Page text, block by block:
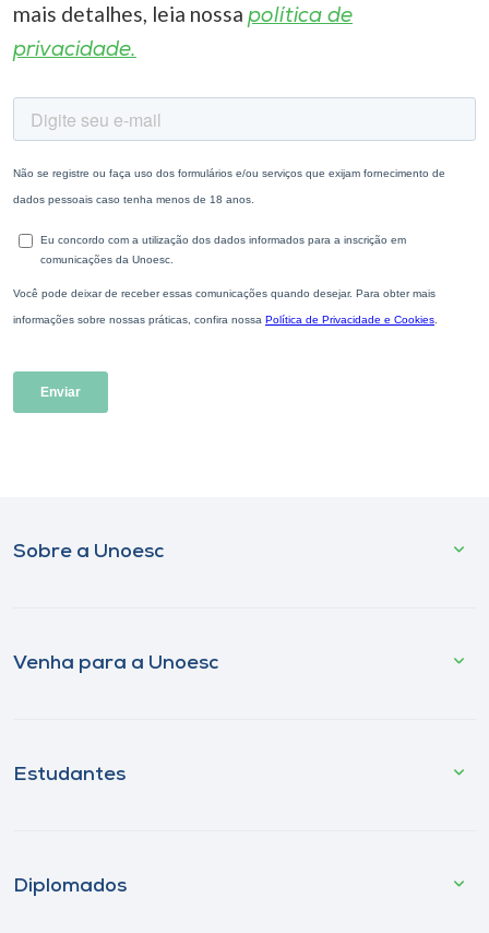
mais detalhes, leia nossa política de
privacidade.
Sobre a Unoesc
Venha para a Unoesc
Estudantes
Diplomados